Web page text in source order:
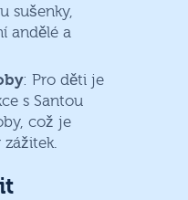
sušenky,
andělé a
: Pro děti je
s Santou
což je